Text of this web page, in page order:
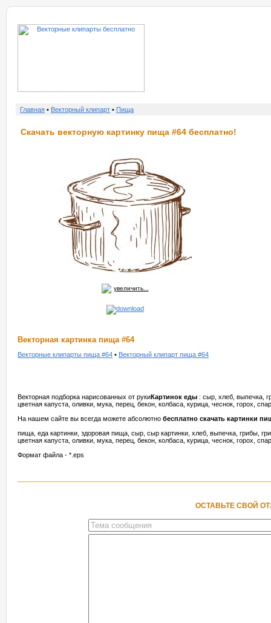
Главная • Векторный клипарт • Пища
Скачать векторную картинку пища #64 бесплатно!
увеличить...
Векторная картинка пища #64
Векторные клипарты пища #64 • Векторный клипарт пища #64
Векторная подборка нарисованных от рукиКартинок еды : сыр, хлеб, выпечка,
цветная капуста, оливки, мука, перец, бекон, колбаса, курица, чеснок, горох,
На нашем сайте вы всегда можете абсолютно бесплатно скачать картинки
пища, еда картинки, здоровая пища, сыр, сыр картинки, хлеб, выпечка, грибы,
цветная капуста, оливки, мука, перец, бекон, колбаса, курица, чеснок, горох,
Формат файла - *.eps
ОСТАВЬТЕ СВОЙ